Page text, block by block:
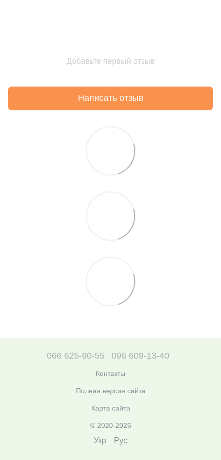
Добавьте первый отзыв
Написать отзыв
066 625-90-55 096 609-13-40
Контакты
Полная версия сайта
Карта сайта
© 2020-2026
Укр Рус